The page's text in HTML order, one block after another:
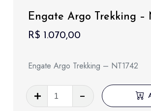
Engate Argo Trekking –
R$ 1.070,00
Engate Argo Trekking – NT1742
Engate
Argo